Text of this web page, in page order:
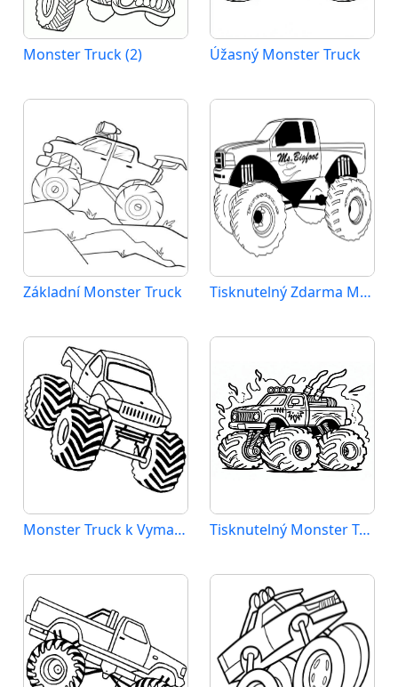
Monster Truck (2) Úžasný Monster Truck
Základní Monster Truck Tisknutelný Zdarma Monster Truck
Monster Truck k Vymalování Tisknutelný Monster Truck